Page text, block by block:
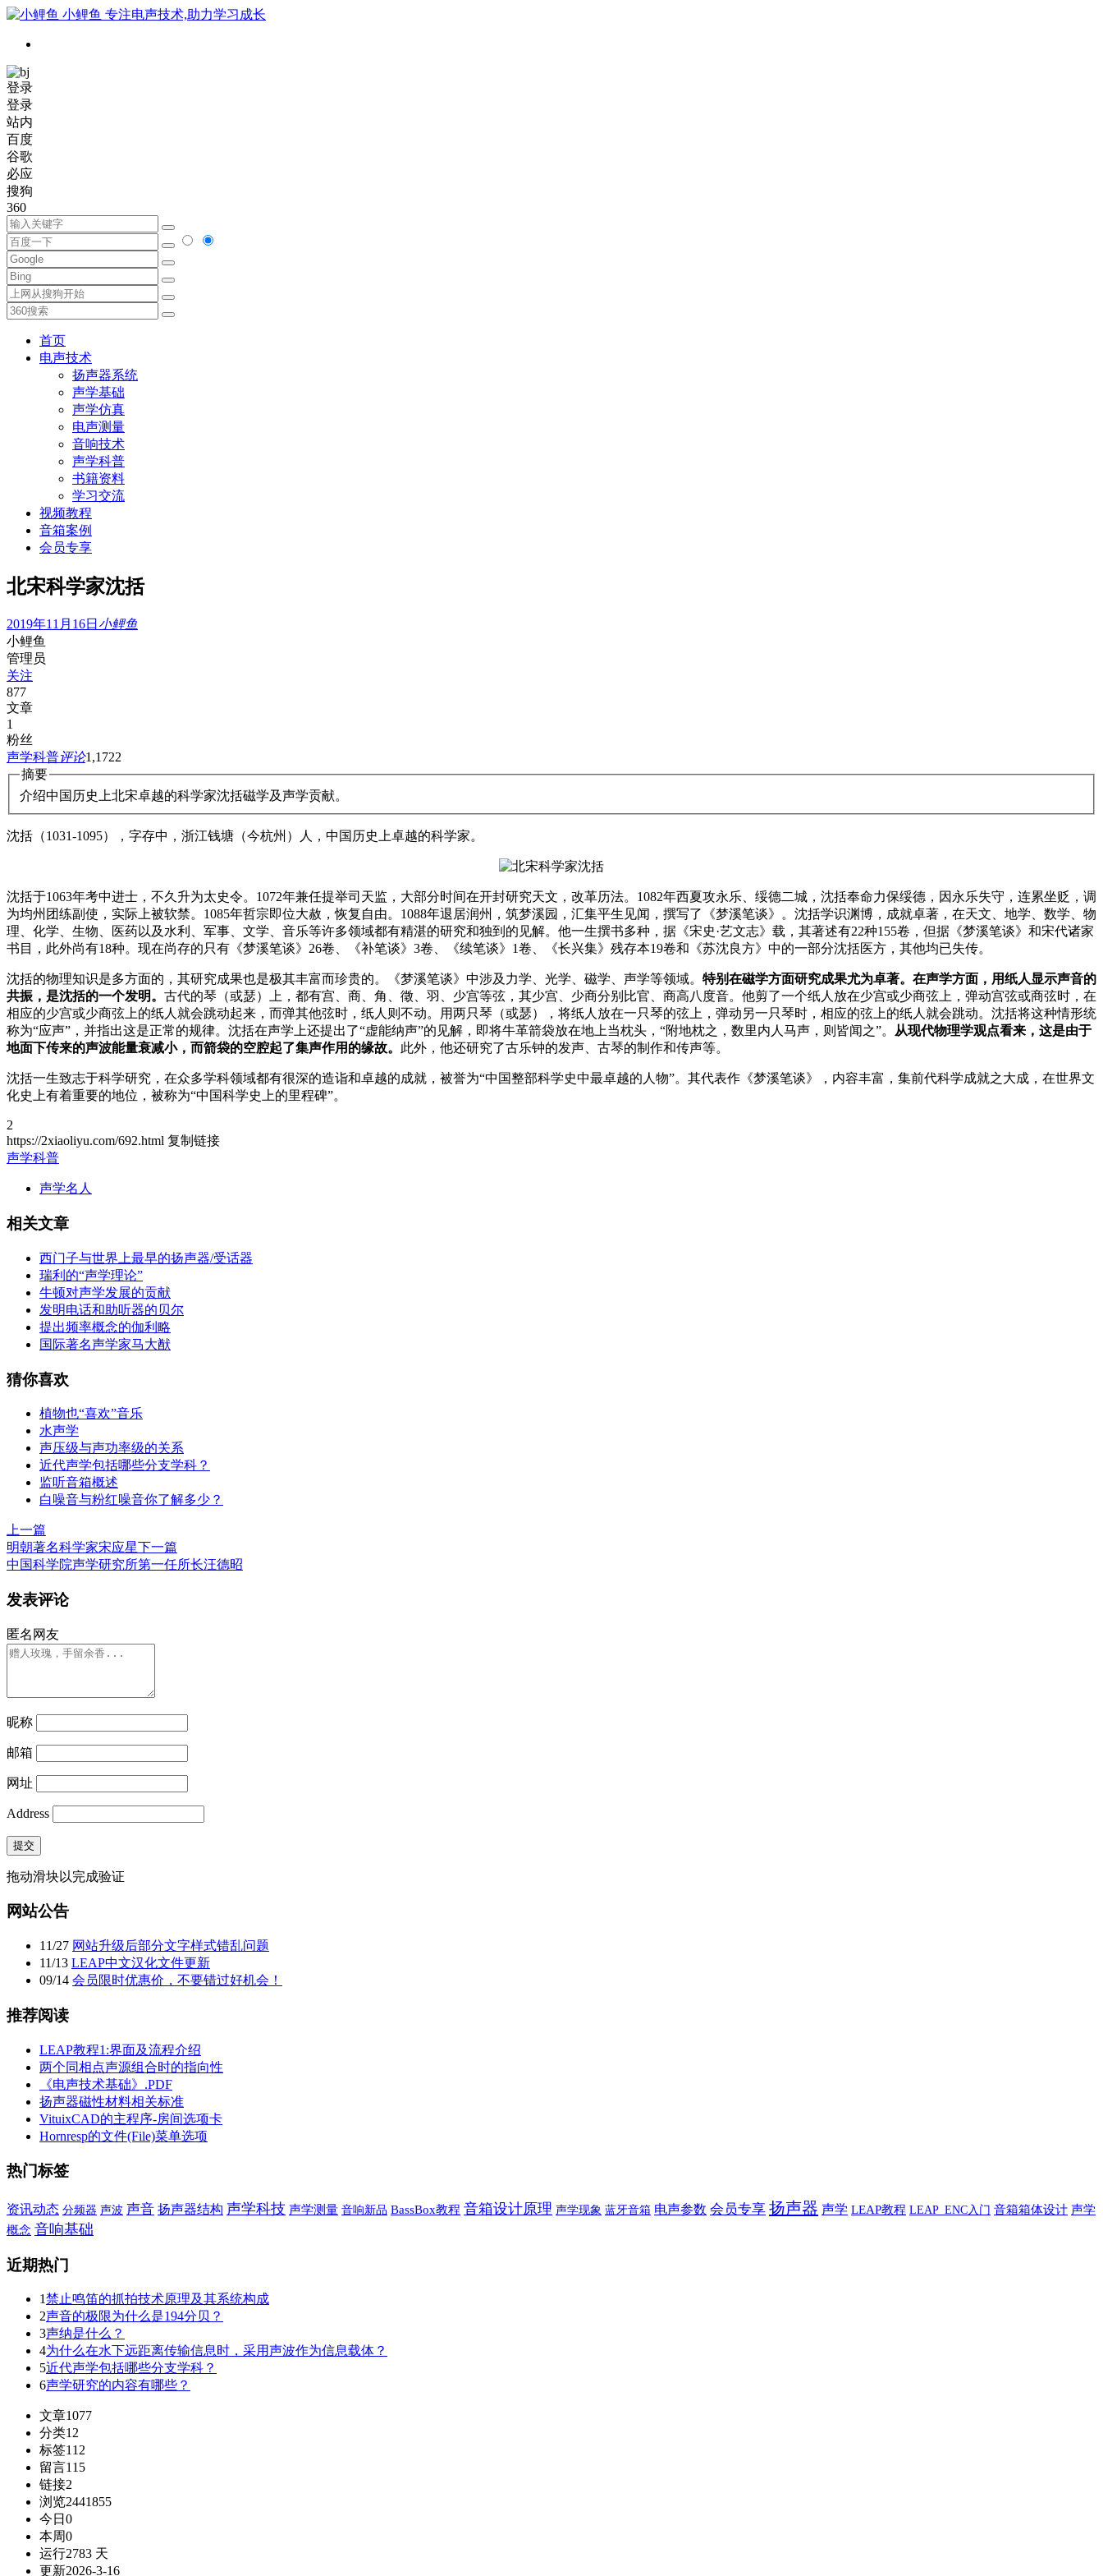
小鲤鱼 专注电声技术,助力学习成长
登录
登录
站内
百度
谷歌
必应
搜狗
360
首页
电声技术
扬声器系统
声学基础
声学仿真
电声测量
音响技术
声学科普
书籍资料
学习交流
视频教程
音箱案例
会员专享
北宋科学家沈括
2019年11月16日 小鲤鱼
小鲤鱼
管理员
关注
877
文章
1
粉丝
声学科普评论1,1722
摘要
介绍中国历史上北宋卓越的科学家沈括磁学及声学贡献。
沈括（1031-1095），字存中，浙江钱塘（今杭州）人，中国历史上卓越的科学家。
沈括于1063年考中进士，不久升为太史令。1072年兼任提举司天监，大部分时间在开封研究天文，改革历法。1082年西夏攻永乐、绥德二城，沈括奉命力保绥德，因永乐失守，连累坐贬，调
为均州团练副使，实际上被软禁。1085年哲宗即位大赦，恢复自由。1088年退居润州，筑梦溪园，汇集平生见闻，撰写了《梦溪笔谈》。沈括学识渊博，成就卓著，在天文、地学、数学、物
理、化学、生物、医药以及水利、军事、文学、音乐等许多领域都有精湛的研究和独到的见解。他一生撰书多种，据《宋史·艺文志》载，其著述有22种155卷，但据《梦溪笔谈》和宋代诸家
书目，此外尚有18种。现在尚存的只有《梦溪笔谈》26卷、《补笔谈》3卷、《续笔谈》1卷、《长兴集》残存本19卷和《苏沈良方》中的一部分沈括医方，其他均已失传。
沈括的物理知识是多方面的，其研究成果也是极其丰富而珍贵的。《梦溪笔谈》中涉及力学、光学、磁学、声学等领域。 特别在磁学方面研究成果尤为卓著。在声学方面，用纸人显示声音的
共振，是沈括的一个发明。 古代的琴（或瑟）上，都有宫、商、角、徵、羽、少宫等弦，其少宫、少商分别比官、商高八度音。他剪了一个纸人放在少宫或少商弦上，弹动宫弦或商弦时，在
相应的少宫或少商弦上的纸人就会跳动起来，而弹其他弦时，纸人则不动。用两只琴（或瑟），将纸人放在一只琴的弦上，弹动另一只琴时，相应的弦上的纸人就会跳动。沈括将这种情形统
称为“应声”，并指出这是正常的规律。沈括在声学上还提出了“虚能纳声”的见解，即将牛革箭袋放在地上当枕头，“附地枕之，数里内人马声，则皆闻之”。 从现代物理学观点看来，这是由于
地面下传来的声波能量衰减小，而箭袋的空腔起了集声作用的缘故。 此外，他还研究了古乐钟的发声、古琴的制作和传声等。
沈括一生致志于科学研究，在众多学科领域都有很深的造诣和卓越的成就，被誉为“中国整部科学史中最卓越的人物”。其代表作《梦溪笔谈》，内容丰富，集前代科学成就之大成，在世界文
化史上有着重要的地位，被称为“中国科学史上的里程碑”。
2
https://2xiaoliyu.com/692.html 复制链接
声学科普
声学名人
相关文章
西门子与世界上最早的扬声器/受话器
瑞利的“声学理论”
牛顿对声学发展的贡献
发明电话和助听器的贝尔
提出频率概念的伽利略
国际著名声学家马大猷
猜你喜欢
植物也“喜欢”音乐
水声学
声压级与声功率级的关系
近代声学包括哪些分支学科？
监听音箱概述
白噪音与粉红噪音你了解多少？
上一篇
明朝著名科学家宋应星下一篇
中国科学院声学研究所第一任所长汪德昭
发表评论
匿名网友
昵称
邮箱
网址
Address
提交
拖动滑块以完成验证
网站公告
11/27 网站升级后部分文字样式错乱问题
11/13 LEAP中文汉化文件更新
09/14 会员限时优惠价，不要错过好机会！
推荐阅读
LEAP教程1:界面及流程介绍
两个同相点声源组合时的指向性
《电声技术基础》.PDF
扬声器磁性材料相关标准
VituixCAD的主程序-房间选项卡
Hornresp的文件(File)菜单选项
热门标签
资讯动态 分频器 声波 声音 扬声器结构 声学科技 声学测量 音响新品 BassBox教程 音箱设计原理 声学现象 蓝牙音箱 电声参数 会员专享 扬声器 声学 LEAP教程 LEAP_ENC入门 音箱箱体设计 声学
概念 音响基础
近期热门
1禁止鸣笛的抓拍技术原理及其系统构成
2声音的极限为什么是194分贝？
3声纳是什么？
4为什么在水下远距离传输信息时，采用声波作为信息载体？
5近代声学包括哪些分支学科？
6声学研究的内容有哪些？
文章1077
分类12
标签112
留言115
链接2
浏览2441855
今日 0
本周0
运行2783 天
更新2026-3-16